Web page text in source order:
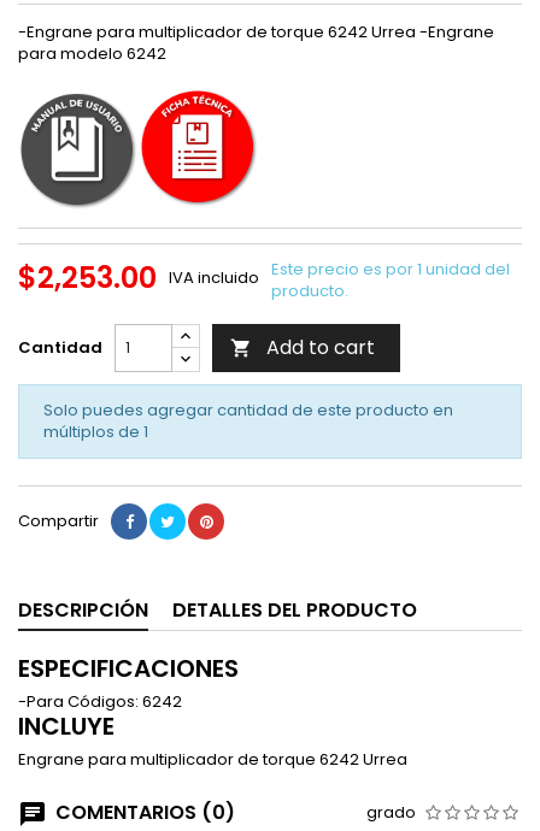
-Engrane para multiplicador de torque 6242 Urrea -Engrane
para modelo 6242
$2,253.00 IVA incluido Este precio es por 1 unidad del
producto.
Cantidad  Add to cart
Solo puedes agregar cantidad de este producto en
múltiplos de 1
Compartir
DESCRIPCIÓN DETALLES DEL PRODUCTO
ESPECIFICACIONES
-Para Códigos: 6242
INCLUYE
Engrane para multiplicador de torque 6242 Urrea
COMENTARIOS (0) grado